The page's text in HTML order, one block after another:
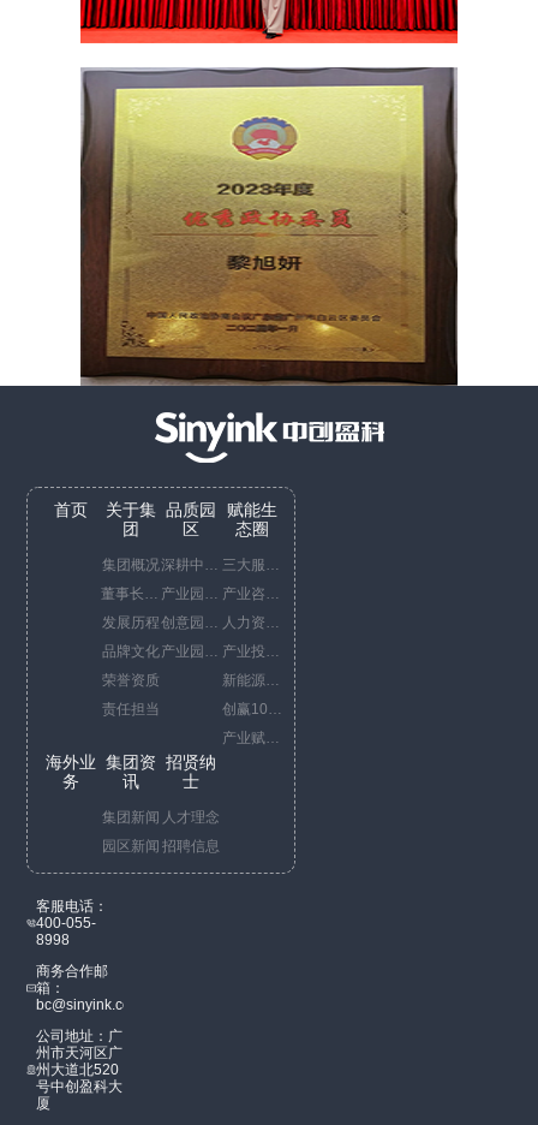
首页
关于集
团
集团概况
董事长寄语
发展历程
品牌文化
荣誉资质
责任担当
品质园
区
深耕中国China business
产业园运营代表项目
创意园运营代表项目
产业园开发代表项目
赋能生
态圈
三大服务平台
产业咨询服务
人力资源综合服务
产业投资服务
新能源服务
创赢10+1策
产业赋能服务
海外业
务
集团资
讯
集团新闻
园区新闻
招贤纳
士
人才理念
招聘信息
客服电话：
400-055-
8998
商务合作邮
箱：
bc@sinyink.com
公司地址：广
州市天河区广
州大道北520
号中创盈科大
厦